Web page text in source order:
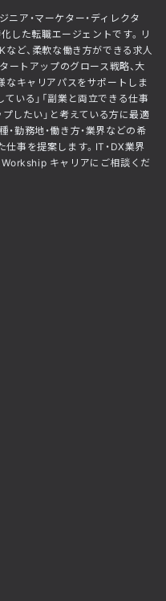
ア・マーケター・ディレクタ
した転職エージェントです。リ
など、柔軟な働き方ができる求人
ートアップのグロース戦略、大
なキャリアパスをサポートしま
いる」「副業と両立できる仕事
したい」と考えている方に最適
勤務地・働き方・業界などの希
事を提案します。IT・DX業界
Workship キャリアにご相談くだ